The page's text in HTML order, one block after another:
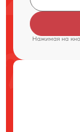
Нажимая на